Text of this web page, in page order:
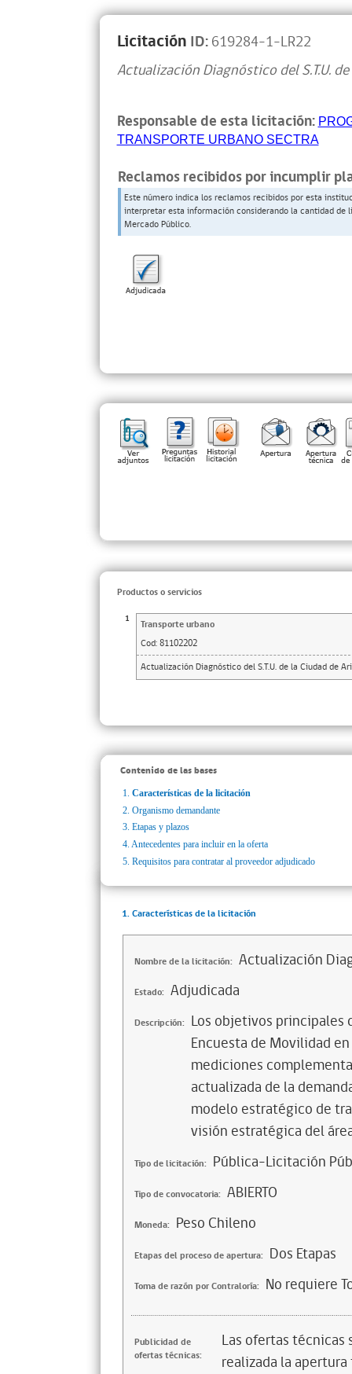
Licitación ID:619284-1-LR22
Actualización Diagnóstico del S.T.U.
Responsable de esta licitación:
TRANSPORTE URBANO SECTRA
Reclamos recibidos por incumplir
Este número indica los reclamos recibidos por esta
interpretar esta información considerando la cantidad
Mercado Público.
Productos o servicios
1
Transporte urbano
Cod: 81102202
Actualización Diagnóstico del S.T.U. de la Ciudad de
Contenido de las bases
1. Características de la licitación
2. Organismo demandante
3. Etapas y plazos
4. Antecedentes para incluir en la oferta
5. Requisitos para contratar al proveedor adjudicado
1. Características de la licitación
Nombre de la licitación: Actualización
Estado: Adjudicada
Descripción: Los objetivos principales
Encuesta de Movilidad
mediciones
actualizada de la
modelo estratégico de
visión estratégica del
Tipo de licitación: Pública-Licitación
Tipo de convocatoria: ABIERTO
Moneda: Peso Chileno
Etapas del proceso de apertura: Dos Etapas
Toma de razón por Contraloría: No requiere
Publicidad de
ofertas técnicas:
Las ofertas
realizada la